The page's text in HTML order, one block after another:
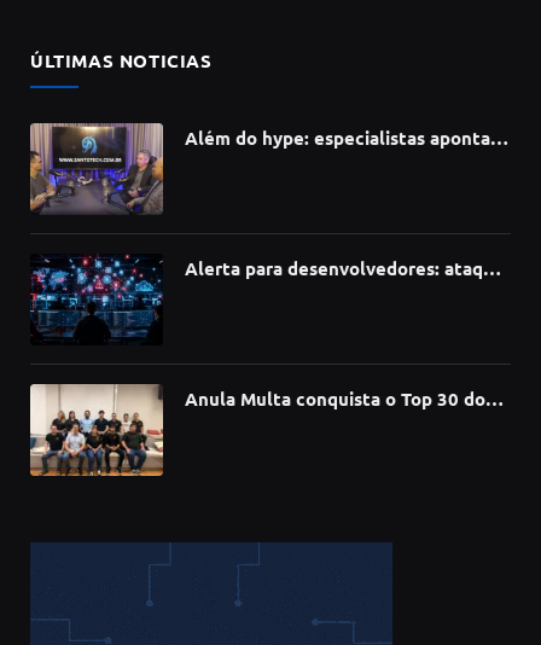
ÚLTIMAS NOTICIAS
Além do hype: especialistas apontam
Alerta para desenvolvedores: ataque
Anula Multa conquista o Top 30 do